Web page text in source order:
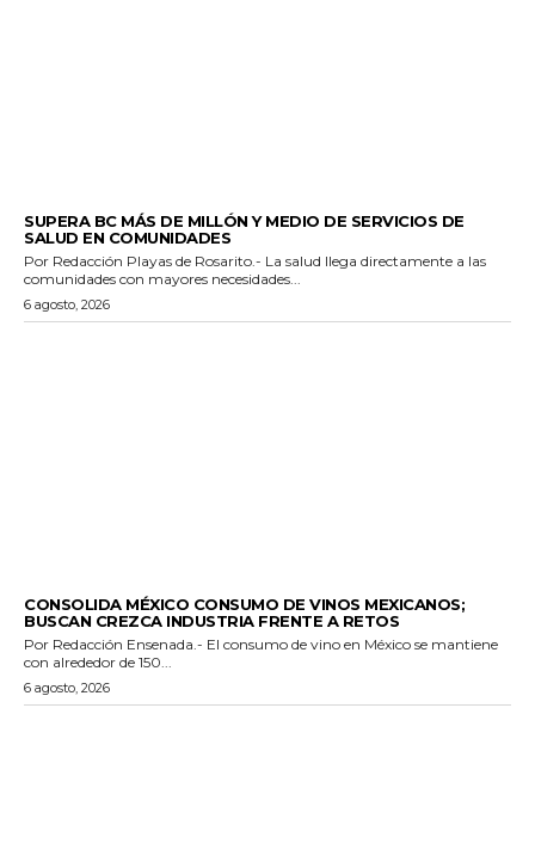
SUPERA BC MÁS DE MILLÓN Y MEDIO DE SERVICIOS DE
SALUD EN COMUNIDADES
Por Redacción Playas de Rosarito.- La salud llega directamente a las
comunidades con mayores necesidades...
6 agosto, 2026
CONSOLIDA MÉXICO CONSUMO DE VINOS MEXICANOS;
BUSCAN CREZCA INDUSTRIA FRENTE A RETOS
Por Redacción Ensenada.- El consumo de vino en México se mantiene
con alrededor de 150...
6 agosto, 2026